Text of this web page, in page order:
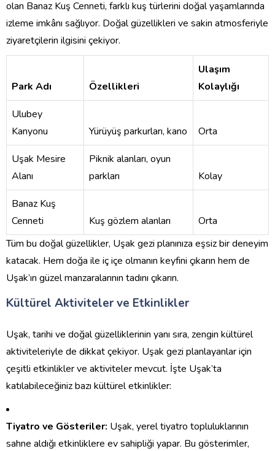
olan Banaz Kuş Cenneti, farklı kuş türlerini doğal yaşamlarında
izleme imkânı sağlıyor. Doğal güzellikleri ve sakin atmosferiyle
ziyaretçilerin ilgisini çekiyor.
Park Adı Özellikleri
Ulaşım
Kolaylığı
Ulubey
Kanyonu
Yürüyüş parkurları, kano Orta
Uşak Mesire
Alanı
Piknik alanları, oyun
parkları
Kolay
Banaz Kuş
Cenneti
Kuş gözlem alanları
Orta
Tüm bu doğal güzellikler, Uşak gezi planınıza eşsiz bir deneyim
katacak. Hem doğa ile iç içe olmanın keyfini çıkarın hem de
Uşak’ın güzel manzaralarının tadını çıkarın.
Kültürel Aktiviteler ve Etkinlikler
Uşak, tarihi ve doğal güzelliklerinin yanı sıra, zengin kültürel
aktiviteleriyle de dikkat çekiyor. Uşak gezi planlayanlar için
çeşitli etkinlikler ve aktiviteler mevcut. İşte Uşak’ta
katılabileceğiniz bazı kültürel etkinlikler:
Tiyatro ve Gösteriler: Uşak, yerel tiyatro topluluklarının
sahne aldığı etkinliklere ev sahipliği yapar. Bu gösterimler,